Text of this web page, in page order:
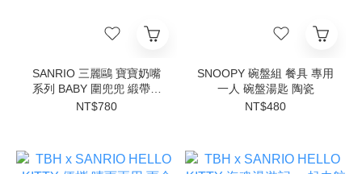
SANRIO 三麗鷗 寶寶奶嘴
系列 BABY 圍兜兜 緞帶蝴
蝶結 絨毛吊飾
NT$780
SNOOPY 碗盤組 餐具 專用
一人 碗盤湯匙 陶瓷
NT$480